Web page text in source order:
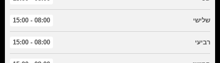
שלישי 08:00 - 15:00
רביעי 08:00 - 15:00